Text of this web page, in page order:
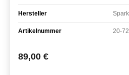
Hersteller Spark
Artikelnummer 20-
Regulärer Preis:
89,00 €